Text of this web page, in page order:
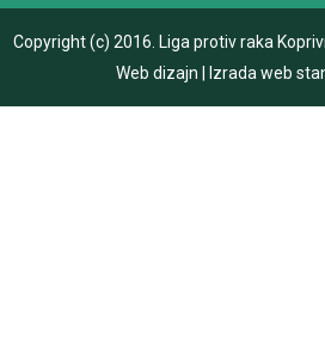
Copyright (c) 2016. Liga protiv raka
Web dizajn
Izrada web